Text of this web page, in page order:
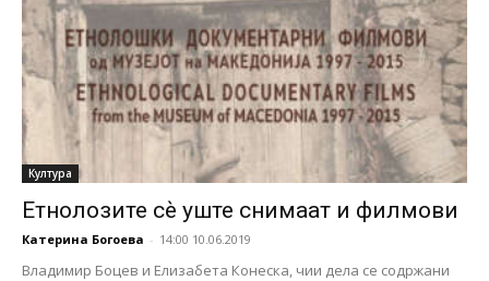
Култура
Етнолозите сѐ уште снимаат и филмови
Катерина Богоева - 14:00 10.06.2019
Владимир Боцев и Елизабета Конеска, чии дела се содржани